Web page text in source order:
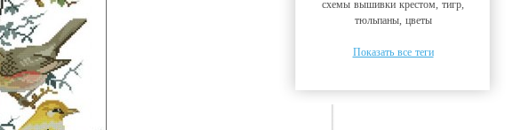
схемы вышивки крестом, тигр,
тюльпаны, цветы
Показать все теги